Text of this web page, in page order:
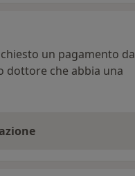
un pagamento da
dottore che abbia una